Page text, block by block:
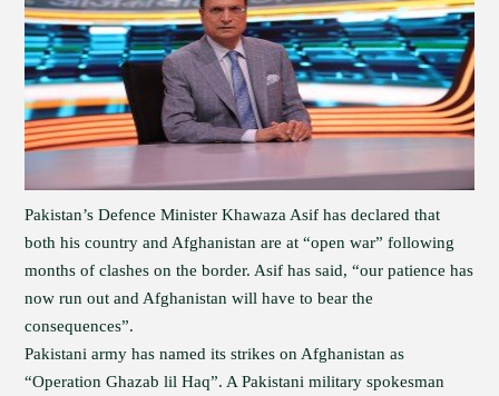
Pakistan’s Defence Minister Khawaza Asif has declared that
both his country and Afghanistan are at “open war” following
months of clashes on the border. Asif has said, “our patience has
now run out and Afghanistan will have to bear the
consequences”.
Pakistani army has named its strikes on Afghanistan as
“Operation Ghazab lil Haq”. A Pakistani military spokesman